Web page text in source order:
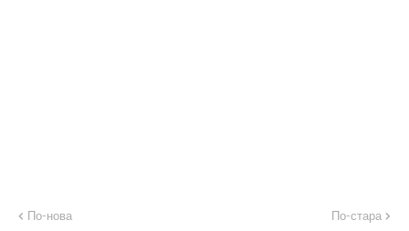
По-нова По-стара